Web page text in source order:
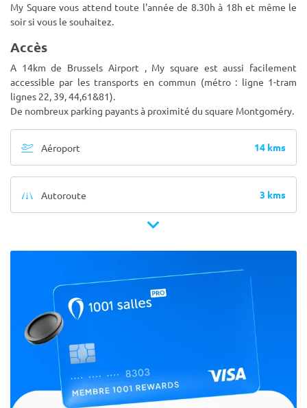
My Square vous attend toute l'année de 8.30h à 18h et même le
soir si vous le souhaitez.
Accès
A 14km de Brussels Airport , My square est aussi facilement
accessible par les transports en commun (métro : ligne 1-tram
lignes 22, 39, 44,61&81).
De nombreux parking payants à proximité du square Montgoméry.
Aéroport 14 kms
Autoroute 3 kms